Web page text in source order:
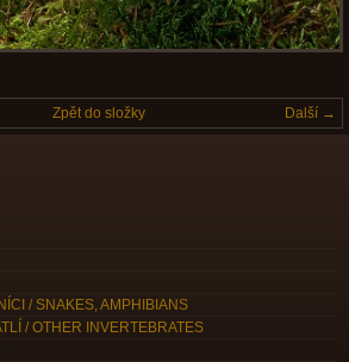
Další →
Zpět do složky
/ SNAKES, AMPHIBIANS
/ OTHER INVERTEBRATES